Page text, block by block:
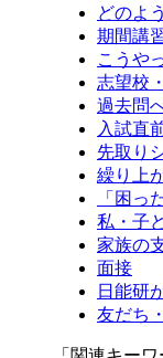
どのよ
期間講
こうや
志望校
過去問
入試直
先取り
繰り上
「困っ
私・子
家族の
面接
日能研
友だち